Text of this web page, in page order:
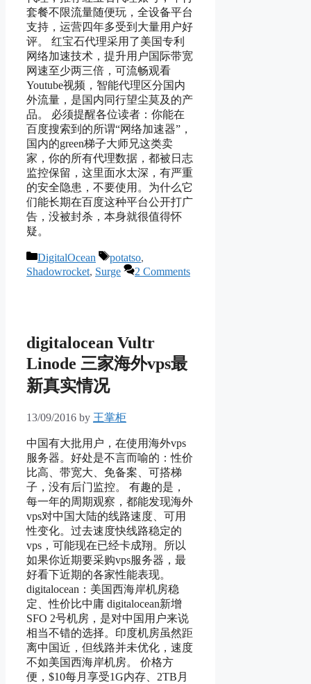
套餐不限流量随便玩，全设备平台
支持，运营四年多受到大量用户好
评。 红宝石代理采用了美国专利
网络加速技术，提升用户国际带宽
网速至少两三倍，可流畅观看
Youtube视频，智能代理区分国内
外流量，是国内同行望尘莫及的产
品。 必须提醒各位读者：你能在
百度搜索到的所谓“网络加速器”，
国内的green梯子大师兄这类卖
家，你的所有代理数据，都被日志
监控保留，这里面水太深，有严重
的安全隐患，不要使用。为什么它
们能长期在百度这种平台公开打广
告，没被封杀，本身就很值得怀
疑。
Categories
DigitalOcean Tags
potatso,
Shadowrocket, Surge 2 Comments
digitalocean Vultr
Linode 三家海外vps最
新真实情况
13/09/2016 by 王掌柜
中国有大批用户，在使用海外vps
服务器。好处是不言而喻的：性价
比高、带宽大、免备案、可搭梯
子，没有后门监控。 有趣的是，
每一年的周期观察，都能发现海外
vps对中国大陆的线路速度、可用
性变化。过去速度快线路稳定的
vps，可能现在已经卡成翔。所以
如果你近期要采购vps服务器，最
好看下近期的各家性能表现。
digitalocean：美国西海岸机房稳
定、性价比中庸 digitalocean新增
SFO 2号机房，是对中国用户来说
相当不错的选择。印度机房虽然距
离中国近，但线路并未优化，速度
不如美国西海岸机房。 价格方
便，$10每月享受1G内存、2TB月